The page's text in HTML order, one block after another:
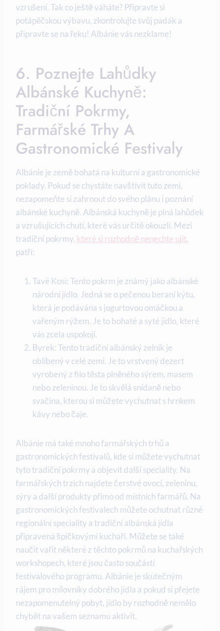
vzrušení. Tak ‌co ještě váháte? Připravte si
potápěčskou výbavu, zkontrolujte svůj padák ⁤a
připravte ‍se na řeku! Albánie vás nezklame!
6. Poznejte Lahůdky
Albánské Kuchyně:
Tradiční Pokrmy,
Farmářské Trhy A
Gastronomické Festivaly
Albánie je země bohatá na kulturní a⁣ gastronomické‍
poklady. Pokud se chystáte⁤ navštívit tuto zemi,
nezapomeňte si zahrnout do svého plánu i poznání
albánské kuchyně. Albánská kuchyně je plná lahůdek
a vzrušujících ⁢chutí, které vás určitě okouzlí. Mezi
tradiční pokrmy, které si rozhodně nenechte ujít,
patří:
Tavë Kosi: Tento ​pokrm je známý jako albánské
národní jídlo. Jedná se o pečenou beraní kýtu,
která je podávána s jogurtovou omáčkou a
vařeným⁤ rýžem. Je⁣ to bohaté​ a ‍syté jídlo, ⁤které
vás zcela ‍uspokojí.
Byrek: Tento tradiční⁣ albánský zelník je⁣
oblíbený v ​celé zemi. Je to vrstvený dezert
vyrobený z filo těsta ⁣plněného sýrem, masem
nebo ‌zeleninou. Je to skvělá snídaně nebo
svačina, kterou si můžete vychutnat s hrnkem
kávy nebo čaje.
Albánie⁣ má také mnoho farmářských trhů a
gastronomických festivalů, kde si můžete vychutnat
tyto tradiční ⁤pokrmy a objevit další speciality.⁢ Na
farmářských trzích najdete​ čerstvé ovocí, zeleninu,
‍sýry⁣ a ‌další produkty přímo od místních ⁣farmářů. Na
gastronomických festivalech můžete ochutnat ‍různé
regionální speciality a tradiční albánská jídla
připravená špičkovými ⁢kuchaři. Můžete se také
⁣naučit vařit některé ​z těchto pokrmů‍ na kuchařských
workshopech, které jsou⁤ často součástí
festivalového programu. Albánie je skutečným⁢
rájem pro milovníky dobrého jídla a pokud⁤ si přejete
nezapomenutelný pobyt, jídlo by rozhodně nemělo
chybět‍ na vašem seznamu aktivit.